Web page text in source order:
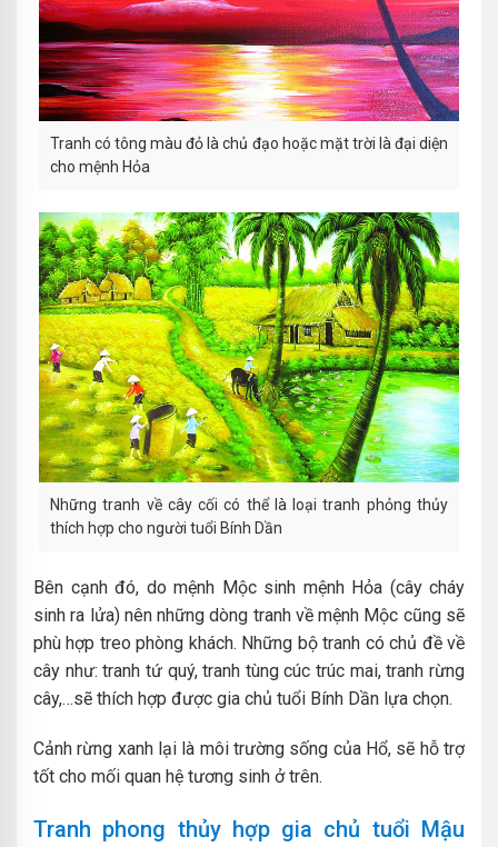
Tranh có tông màu đỏ là chủ đạo hoặc mặt trời là đại diện
cho mệnh Hỏa
Những tranh về cây cối có thể là loại tranh phỏng thủy
thích hợp cho người tuổi Bính Dần
Bên cạnh đó, do mệnh Mộc sinh mệnh Hỏa (cây cháy
sinh ra lửa) nên những dòng tranh về mệnh Mộc cũng sẽ
phù hợp treo phòng khách. Những bộ tranh có chủ đề về
cây như: tranh tứ quý, tranh tùng cúc trúc mai, tranh rừng
cây,…sẽ thích hợp được gia chủ tuổi Bính Dần lựa chọn.
Cảnh rừng xanh lại là môi trường sống của Hổ, sẽ hỗ trợ
tốt cho mối quan hệ tương sinh ở trên.
Tranh phong thủy hợp gia chủ tuổi Mậu